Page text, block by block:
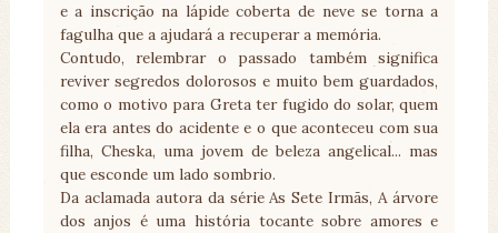
e a inscrição na lápide coberta de neve se torna a
fagulha que a ajudará a recuperar a memória.
Contudo, relembrar o passado também significa
reviver segredos dolorosos e muito bem guardados,
como o motivo para Greta ter fugido do solar, quem
ela era antes do acidente e o que aconteceu com sua
filha, Cheska, uma jovem de beleza angelical... mas
que esconde um lado sombrio.
Da aclamada autora da série As Sete Irmãs, A árvore
dos anjos é uma história tocante sobre amores e